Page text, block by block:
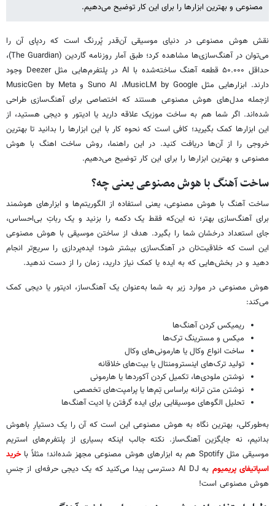
مصنوعی و بهترین ابزارها را برای این کار توضیح می‌دهیم.
نقش هوش مصنوعی در دنیای موسیقی آن‌قدر پُررنگ است که ردپای آن را
می‌توان در آهنگ‌سازی‌ها مشاهده کرد؛ طبق آمار روزنامه گاردین (The Guardian)،
حداقل ۵۰.۰۰۰ قطعه آهنگ ساخته‌شده با AI در پلتفرم‌هایی مثل Deezer وجود
دارند. ابزارهایی مثل Suno AI ،MusicLM by Google و MusicGen by Meta
ازجمله مدل‌های هوش مصنوعی هستند که اختصاصی برای آهنگ‌سازی طراحی
شده‌اند. اگر شما هم به ساخت موزیک علاقه دارید یا ادیتور و دیجی هستید، از
این ابزارها کمک بگیرید؛ کافی است که نحوه کار با این ابزارها را بدانید تا بهترین
خروجی را از آن‌ها دریافت کنید. در این راهنما، روش ساخت اهنگ با هوش
مصنوعی و بهترین ابزارها را برای این کار توضیح می‌دهیم.
ساخت آهنگ با هوش مصنوعی یعنی چه؟
ساخت آهنگ با هوش مصنوعی، یعنی استفاده از الگوریتم‌ها و ابزارهای هوشمند
برای آهنگ‌سازی بهتر؛ نه این‌که فقط یک دکمه را بزنید و یک رباتِ بی‌احساس،
جای استعداد درخشان شما را بگیرد. هدف از ساختن موسیقی با هوش مصنوعی
این است که خلاقیت‌تان در آهنگ‌سازی بیشتر شود؛ ایده‌پردازی را سریع‌تر انجام
دهید و در بخش‌هایی که به ایده یا کمک نیاز دارید، زمان را از دست ندهید.
هوش مصنوعی در موارد زیر به شما به‌عنوان یک آهنگ‌ساز، ادیتور یا دیجی کمک
می‌کند:
ریمیکس کردن آهنگ‌ها
میکس و مسترینگ ترک‌ها
ساخت انواع وکال یا هارمونی‌های وکال
تولید ترک‌های اینسترومنتال یا بیت‌های خلاقانه
نوشتن ملودی‌ها، تکمیل کردن آکوردها یا هارمونی
نوشتن متن ترانه براساس تِم‌ها یا پرامپت‌های تخصصی
تحلیل الگوهای موسیقایی برای ایده گرفتن یا ادیت آهنگ‌ها
به‌طورکلی، بهترین نگاه به هوش مصنوعی این است که آن را یک دستیارِ باهوش
بدانیم، نه جایگزین آهنگ‌ساز. نکته جالب اینکه بسیاری از پلتفرم‌های استریم
موسیقی مثل Spotify هم به ابزارهای هوش مصنوعی مجهز شده‌اند؛ مثلاً با
خرید
اسپاتیفای پریمیوم
به AI DJ دسترسی پیدا می‌کنید که یک دیجی حرفه‌ای از جنسِ
هوش مصنوعی است!